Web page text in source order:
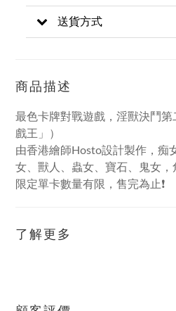
送貨方式
商品描述
最色卡牌對戰遊戲，淫獸決鬥第
戲王」）
由香港繪師Hosto設計製作，痴
女、獸人、蟲女、寶石、鬼女，
限定單卡數量有限，售完為止❗
了解更多